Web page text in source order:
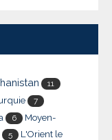
11
7
6
Moyen-
5
L'Orient le